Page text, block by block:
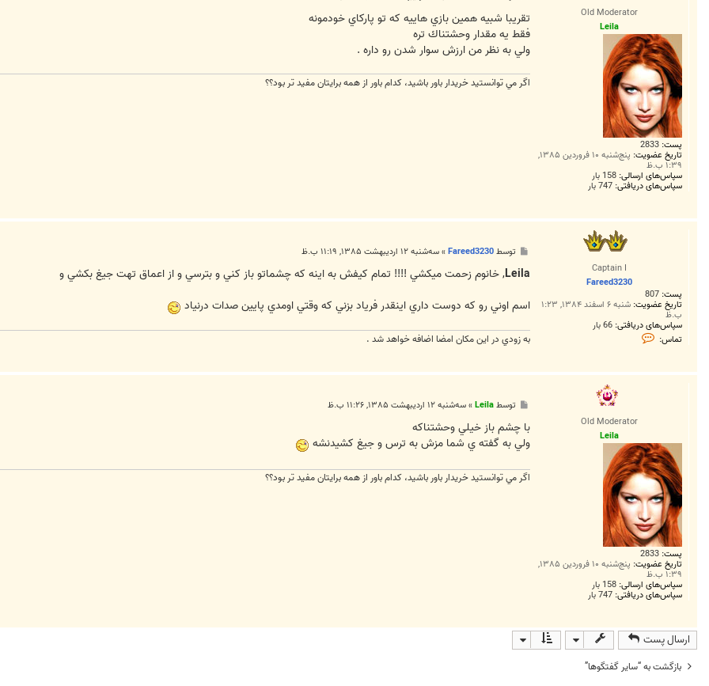
Old Moderator
Leila
پست: 2833
تاریخ عضویت: پنج‌شنبه ۱۰ فروردین ۱۳۸۵,
۱:۳۹ ب.ظ
سپاس‌های ارسالی: 158 بار
سپاس‌های دریافتی: 747 بار
ت
تقريبا شبيه همين بازي هاييه كه تو پاركاي خودمونه
فقط يه مقدار وحشتناك تره
ولي به نظر من ارزش سوار شدن رو داره .
اگر مي توانستيد خريدار باور باشيد، كدام باور از همه برايتان مفيد تر بود؟؟
Captain I
Fareed3230
پست: 807
تاریخ عضویت: شنبه ۶ اسفند ۱۳۸۴, ۱:۲۳
ب.ظ
سپاس‌های دریافتی: 66 بار
تماس:
F
e
d
2
3
0
ت
توسطFareed3230
»سه‌شنبه ۱۲ اردیبهشت ۱۳۸۵, ۱۱:۱۹ ب.ظ
Leila, خانوم زحمت ميكشي !!!! تمام كيفش به اينه كه چشماتو باز كني و بترسي و از اعماق تهت جيغ بكشي و
اسم اوني رو كه دوست داري اينقدر فرياد بزني كه وقتي اومدي پايين صدات درنياد
به زودي در اين مكان امضا اضافه خواهد شد .
Old Moderator
Leila
پست: 2833
تاریخ عضویت: پنج‌شنبه ۱۰ فروردین ۱۳۸۵,
۱:۳۹ ب.ظ
سپاس‌های ارسالی: 158 بار
سپاس‌های دریافتی: 747 بار
ت
توسطLeila
»سه‌شنبه ۱۲ اردیبهشت ۱۳۸۵, ۱۱:۲۶ ب.ظ
با چشم باز خيلي وحشتناكه
ولي به گفته ي شما مزش به ترس و جيغ كشيدنشه
اگر مي توانستيد خريدار باور باشيد، كدام باور از همه برايتان مفيد تر بود؟؟
ارسال پست
بازگشت به “ساير گفتگوها”